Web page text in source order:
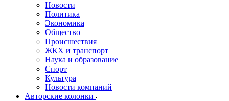
Новости
Политика
Экономика
Общество
Происшествия
ЖКХ и транспорт
Наука и образование
Спорт
Культура
Новости компаний
Авторские колонки